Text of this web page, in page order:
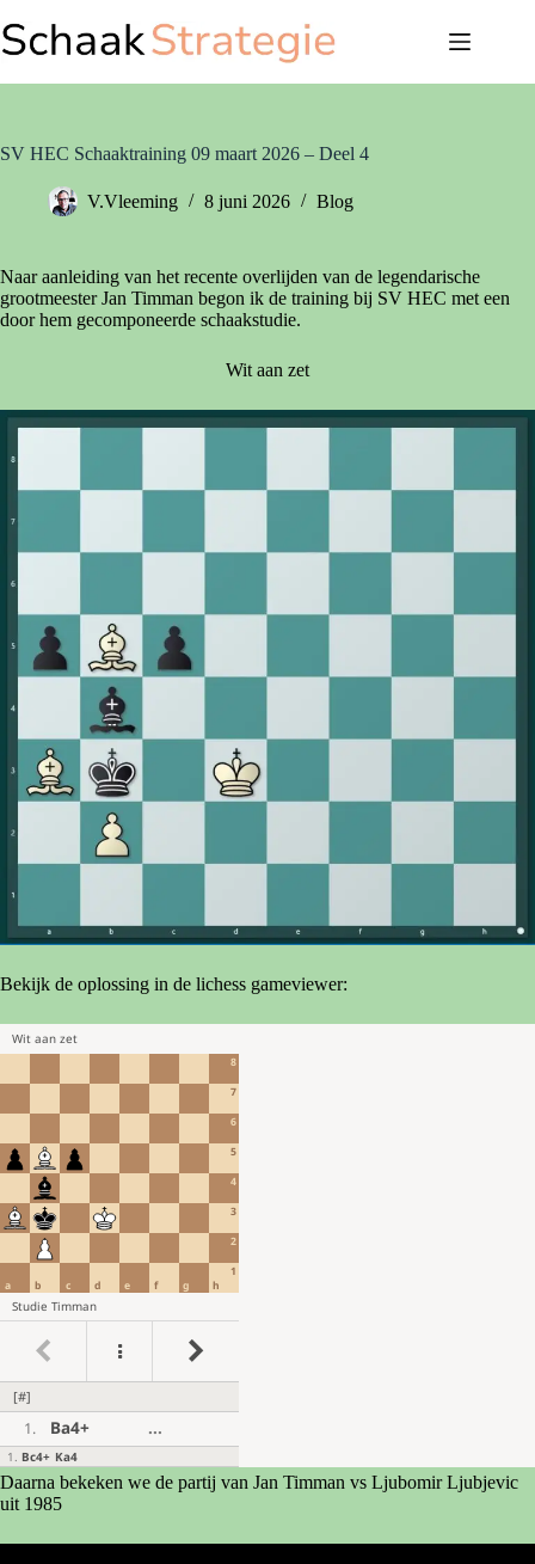
naar
de
SV HEC Schaaktraining 09 maart 2026 – Deel 4
V.Vleeming 8 juni 2026 Blog
Naar aanleiding van het recente overlijden van de legendarische
grootmeester Jan Timman begon ik de training bij SV HEC met een
door hem gecomponeerde schaakstudie.
Wit aan zet
Bekijk de oplossing in de lichess gameviewer:
Daarna bekeken we de partij van Jan Timman vs Ljubomir Ljubjevic
uit 1985